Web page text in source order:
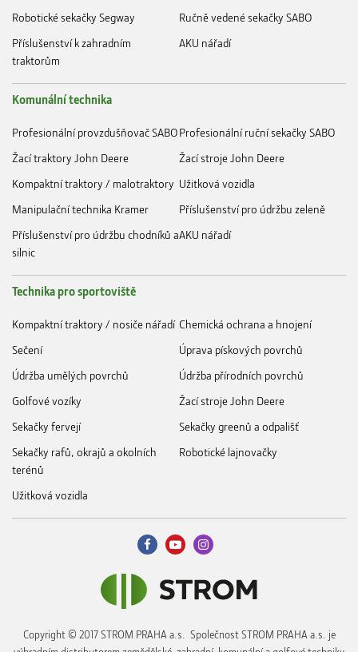
Robotické sekačky Segway
Ručně vedené sekačky SABO
Příslušenství k zahradním
traktorům
AKU nářadí
Komunální technika
Profesionální provzdušňovač SABOProfesionální ruční sekačky SABO
Žací traktory John Deere
Žací stroje John Deere
Kompaktní traktory / malotraktory Užitková vozidla
Manipulační technika Kramer
Příslušenství pro údržbu zeleně
Příslušenství pro údržbu chodníků a
silnic
AKU nářadí
Technika pro sportoviště
Kompaktní traktory / nosiče nářadí Chemická ochrana a hnojení
Sečení
Úprava pískových povrchů
Údržba umělých povrchů
Údržba přírodních povrchů
Golfové vozíky
Žací stroje John Deere
Sekačky fervejí
Sekačky greenů a odpališť
Sekačky rafů, okrajů a okolních
terénů
Robotické lajnovačky
Užitková vozidla
Copyright © 2017 STROM PRAHA a.s. Společnost STROM PRAHA a.s. je